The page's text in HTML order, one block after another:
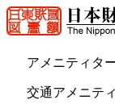
アメニティタ
交通アメニテ